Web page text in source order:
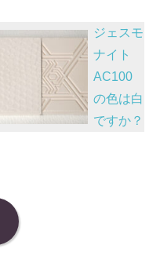
ail
ジェスモ
ナイト
AC100
の色は白
ですか？